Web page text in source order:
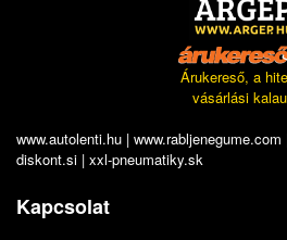
Árukereső, a
vásárlási
www.autolenti.hu | www.rabljenegume.com
diskont.si | xxl-pneumatiky.sk
Kapcsolat